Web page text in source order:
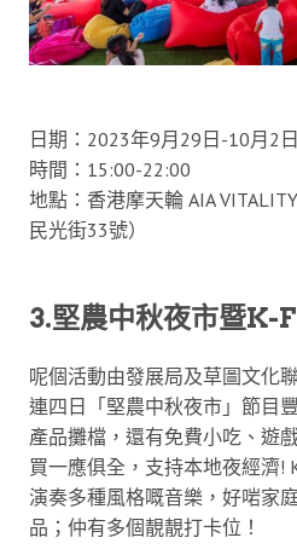
日期：2023年9月29日-10月2日
時間：15:00-22:00
地點：香港摩天輪 AIA
民光街33號）
3.堅農中秋夜市暨K-
呢個活動由發展局及草圖文化
連四日「堅農中秋夜市」節目
產品攤檔，還有免費小吃、遊
買一應俱全，支持本地夜經濟!
演奏多種風格嘅音樂，好啱家
品；仲有多個靚靚打卡位！